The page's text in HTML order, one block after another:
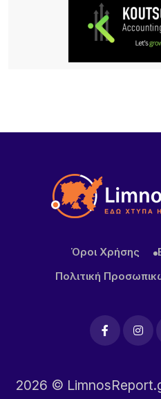
Διεθνής κινητικότητα
του ΕΠΑΛ Μύρινας στην
21 ΏΡΕΣ ΠΡΙΝ
Το τραγικό περιστατικό
προβληματίζει – Μήπως
21 ΏΡΕΣ ΠΡΙΝ
Πρωτοφανές
Όροι Χρήσης
Πολιτική
2026 ©